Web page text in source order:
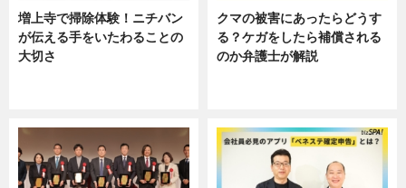
増上寺で掃除体験！ニチバン
が伝える手をいたわることの
大切さ
クマの被害にあったらどうす
る？ケガをしたら補償される
のか弁護士が解説